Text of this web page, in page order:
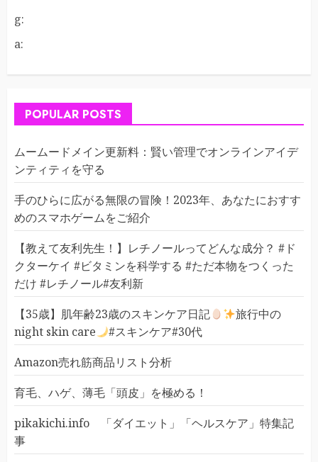
g:
a:
POPULAR POSTS
ムームードメイン更新料：賢い管理でオンラインアイデ
ンティティを守る
手のひらに広がる無限の冒険！2023年、あなたにおすす
めのスマホゲームをご紹介
【教えて友利先生！】レチノールってどんな成分？ #ド
クターケイ #ビタミンを科学する #ただ本物をつくった
だけ #レチノール#友利新
【35歳】肌年齢23歳のスキンケア日記
旅行中の
night skin care
#スキンケア#30代
Amazon売れ筋商品リスト分析
育毛、ハゲ、薄毛「頭皮」を極める！
pikakichi.info 「ダイエット」「ヘルスケア」特集記
事